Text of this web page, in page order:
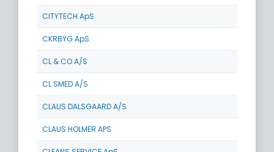
CITYTECH ApS
CKRBYG ApS
CL & CO A/S
CL SMED A/S
CLAUS DALSGAARD A/S
CLAUS HOLMER APS